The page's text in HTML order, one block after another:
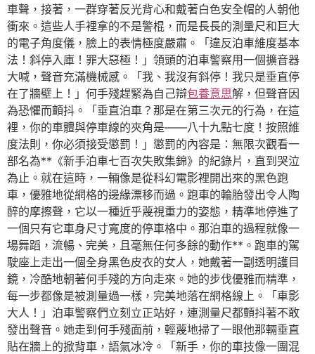
車聲，接著，一群穿著反光背心和戴著白色安全帽的人朝他
衝來。這些人手裡拿的不是警棍，而是長長的測量尺和巨大
的電子角度儀，臉上的表情極度嚴肅。「違反泊車維度基本
法！斜停入庫！罪大惡極！」領頭的泊車警察用一個擴音器
大喊，聲音充滿機械感。「我、我沒有斜停！我只是垂直停
在了牆壁上！」何手殘趕緊為自己辯包養意思解，但聲音因
為恐懼而顫抖。「垂直泊車？那是在第三次元的行為，在這
裡，你的車體與停車線的夾角是——八十九點七度！按照維
度法則，你必須接受懲罰！」懲罰的內容是：無限次觀看一
部名為**《新手泊車七百次失敗集錦》的紀錄片，直到哭泣
為止。就在這時，一輛像是從科幻電影裡開出來的黑色跑
車，優雅地從網格的邊緣漂移而過。跑車的輪胎發出令人陶
醉的摩擦聲，它以一種近乎蔑視重力的姿態，精準地停進了
一個只有它車身尺寸寬度的停車格中。那泊車的過程就像一
場舞蹈，流暢、完美，且毫無任何多餘的動作**。跑車的駕
駛座上走出一個全身黑色皮衣的女人，她戴著一副透明護目
鏡，冷酷地朝著何手殘的方向走來。她的步伐優雅而精準，
每一步都像是被測量過一樣，完美地落在網格線上。「車影
大人！」泊車警察們立刻立正站好，連測量尺都顫抖著不敢
發出聲音。她走到何手殘面前，輕蔑地掃了一眼他那輛垂直
貼在牆上的掀背車，語氣冰冷。「新手，你的車技像一團混